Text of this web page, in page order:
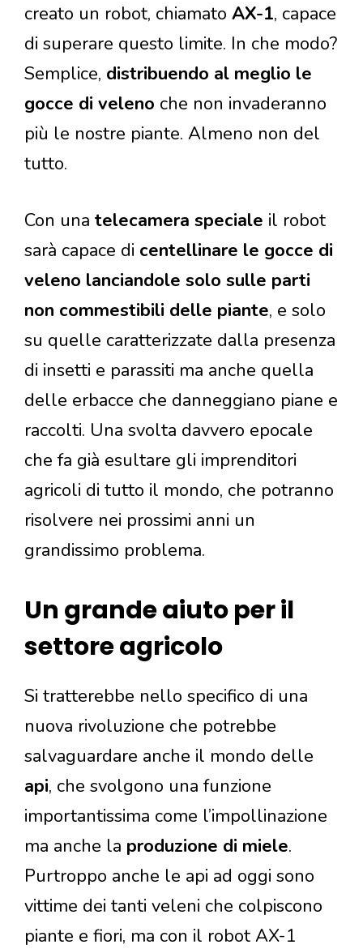
creato un robot, chiamato AX-1, capace
di superare questo limite. In che modo?
Semplice, distribuendo al meglio le
gocce di veleno che non invaderanno
più le nostre piante. Almeno non del
tutto.
Con una telecamera speciale il robot
sarà capace di centellinare le gocce di
veleno lanciandole solo sulle parti
non commestibili delle piante, e solo
su quelle caratterizzate dalla presenza
di insetti e parassiti ma anche quella
delle erbacce che danneggiano piane e
raccolti. Una svolta davvero epocale
che fa già esultare gli imprenditori
agricoli di tutto il mondo, che potranno
risolvere nei prossimi anni un
grandissimo problema.
Un grande aiuto per il
settore agricolo
Si tratterebbe nello specifico di una
nuova rivoluzione che potrebbe
salvaguardare anche il mondo delle
api, che svolgono una funzione
importantissima come l’impollinazione
ma anche la produzione di miele.
Purtroppo anche le api ad oggi sono
vittime dei tanti veleni che colpiscono
piante e fiori, ma con il robot AX-1